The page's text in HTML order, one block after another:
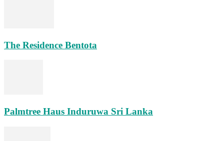
The Residence Bentota
Palmtree Haus Induruwa Sri Lanka